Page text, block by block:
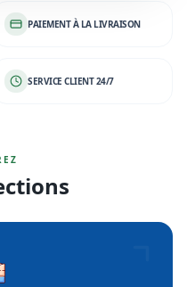
PAIEMENT À LA LIVRAISON
SERVICE CLIENT 24/7